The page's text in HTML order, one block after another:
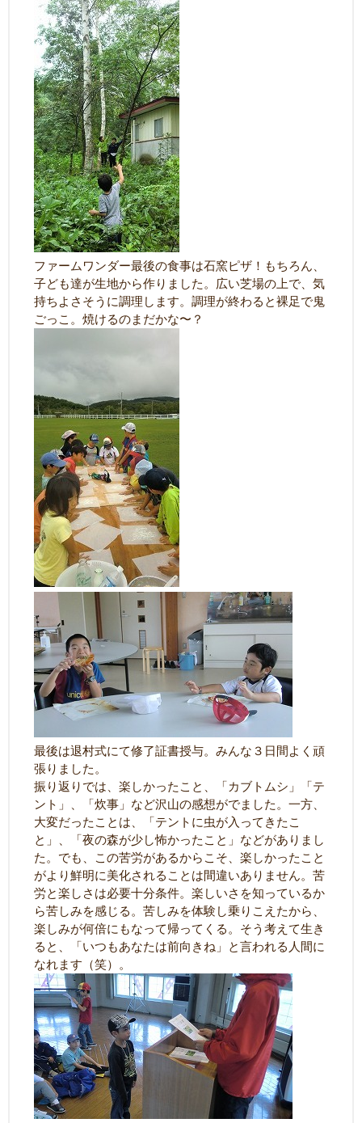
ファームワンダー最後の食事は石窯ピザ！もちろん、
子ども達が生地から作りました。広い芝場の上で、気
持ちよさそうに調理します。調理が終わると裸足で鬼
ごっこ。焼けるのまだかな〜？
最後は退村式にて修了証書授与。みんな３日間よく頑
張りました。
振り返りでは、楽しかったこと、「カブトムシ」「テ
ント」、「炊事」など沢山の感想がでました。一方、
大変だったことは、「テントに虫が入ってきたこ
と」、「夜の森が少し怖かったこと」などがありまし
た。でも、この苦労があるからこそ、楽しかったこと
がより鮮明に美化されることは間違いありません。苦
労と楽しさは必要十分条件。楽しいさを知っているか
ら苦しみを感じる。苦しみを体験し乗りこえたから、
楽しみが何倍にもなって帰ってくる。そう考えて生き
ると、「いつもあなたは前向きね」と言われる人間に
なれます（笑）。